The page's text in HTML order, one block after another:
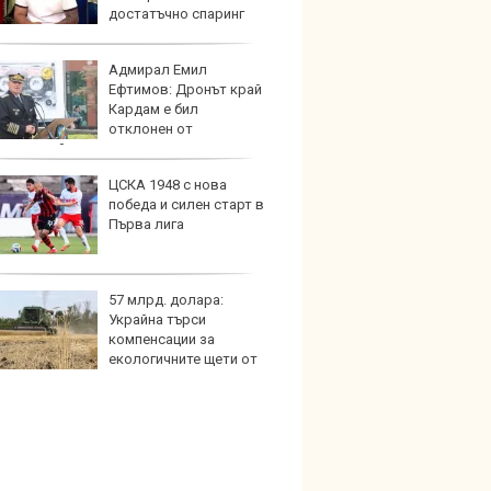
достатъчно спаринг
Адмирал Емил
Ефтимов: Дронът край
Кардам е бил
отклонен от
война
ЦСКА 1948 с нова
победа и силен старт в
Първа лига
57 млрд. долара:
Украйна търси
компенсации за
екологичните щети от